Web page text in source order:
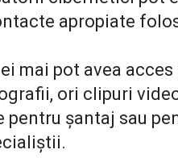
apropiate
mai pot avea
ori clipuri
șantaj sau